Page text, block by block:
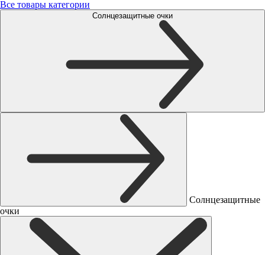
Все товары категории
Солнцезащитные очки
Солнцезащитные
очки